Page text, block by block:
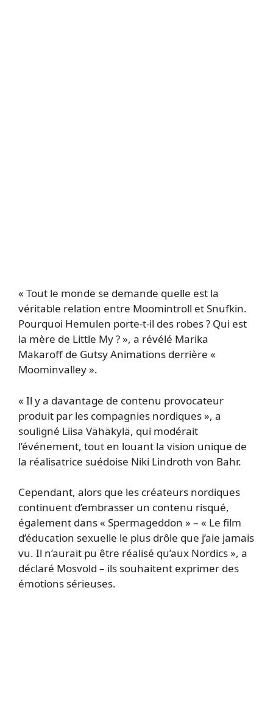
« Tout le monde se demande quelle est la
véritable relation entre Moomintroll et Snufkin.
Pourquoi Hemulen porte-t-il des robes ? Qui est
la mère de Little My ? », a révélé Marika
Makaroff de Gutsy Animations derrière «
Moominvalley ».
« Il y a davantage de contenu provocateur
produit par les compagnies nordiques », a
souligné Liisa Vähäkylä, qui modérait
l’événement, tout en louant la vision unique de
la réalisatrice suédoise Niki Lindroth von Bahr.
Cependant, alors que les créateurs nordiques
continuent d’embrasser un contenu risqué,
également dans « Spermageddon » – « Le film
d’éducation sexuelle le plus drôle que j’aie jamais
vu. Il n’aurait pu être réalisé qu’aux Nordics », a
déclaré Mosvold – ils souhaitent exprimer des
émotions sérieuses.